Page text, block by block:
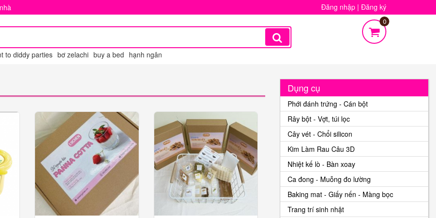
Đăng nhập | Đăng ký
to diddy parties bơ zelachi buy a bed hạnh ngân
0
Dụng cụ
Phới đánh trứng - Cán bột
Rây bột - Vợt, túi lọc
Cây vét - Chổi silicon
Kim Làm Rau Câu 3D
Nhiệt kế lò - Bàn xoay
Ca đong - Muỗng đo lường
Baking mat - Giấy nến - Màng bọc
Trang trí sinh nhật